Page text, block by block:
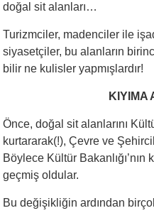
doğal sit alanları…
Turizmciler, madenciler ile
siyasetçiler, bu alanların
bilir ne kulisler yapmışlardır!
KIYIMA
Önce, doğal sit alanlarını
kurtararak(!), Çevre ve
Böylece Kültür
geçmiş oldular.
Bu değişikliğin ardından